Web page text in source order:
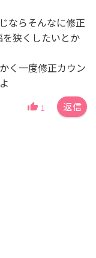
ならそんなに修正
狭くしたいとか
く一度修正カウン
返信
1